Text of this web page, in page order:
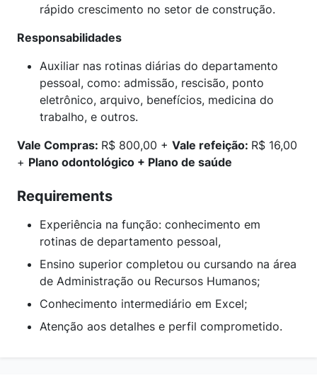
rápido crescimento no setor de construção.
Responsabilidades
Auxiliar nas rotinas diárias do departamento
pessoal, como: admissão, rescisão, ponto
eletrônico, arquivo, benefícios, medicina do
trabalho, e outros.
Vale Compras: R$ 800,00 + Vale refeição: R$ 16,00
+ Plano odontológico + Plano de saúde
Requirements
Experiência na função: conhecimento em
rotinas de departamento pessoal,
Ensino superior completou ou cursando na área
de Administração ou Recursos Humanos;
Conhecimento intermediário em Excel;
Atenção aos detalhes e perfil comprometido.